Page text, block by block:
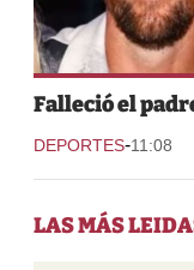
Falleció el
DEPORTES-11:08
LAS MÁS